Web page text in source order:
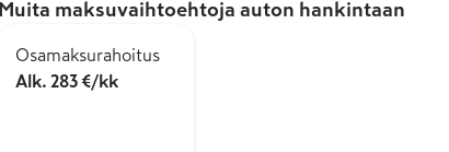
Muita maksuvaihtoehtoja auton hankintaan
Osamaksurahoitus
Alk. 283 €/kk